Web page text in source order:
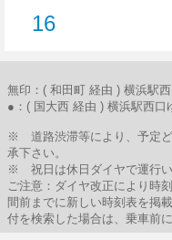
16
無印：( 和田町 経由 ) 横浜駅西
●：( 国大西 経由 ) 横浜駅西口
※ 道路渋滞等により、予定ど
承下さい。
※ 祝日は休日ダイヤで運行い
ご注意：ダイヤ改正により時
間前までに新しい時刻表を掲
付を検索した場合は、乗車前